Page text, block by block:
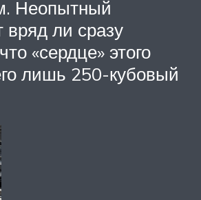
Неопытный
вряд ли сразу
«сердце» этого
лишь 250-кубовый